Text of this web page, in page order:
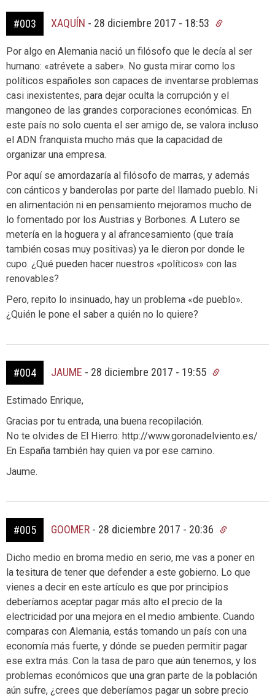
#003 XAQUÍN - 28 diciembre 2017 - 18:53
Por algo en Alemania nació un filósofo que le decía al ser
humano: «atrévete a saber». No gusta mirar como los
políticos españoles son capaces de inventarse problemas
casi inexistentes, para dejar oculta la corrupción y el
mangoneo de las grandes corporaciones económicas. En
este país no solo cuenta el ser amigo de, se valora incluso
el ADN franquista mucho más que la capacidad de
organizar una empresa.
Por aquí se amordazaría al filósofo de marras, y además
con cánticos y banderolas por parte del llamado pueblo. Ni
en alimentación ni en pensamiento mejoramos mucho de
lo fomentado por los Austrias y Borbones. A Lutero se
metería en la hoguera y al afrancesamiento (que traía
también cosas muy positivas) ya le dieron por donde le
cupo. ¿Qué pueden hacer nuestros «políticos» con las
renovables?
Pero, repito lo insinuado, hay un problema «de pueblo».
¿Quién le pone el saber a quién no lo quiere?
#004 JAUME - 28 diciembre 2017 - 19:55
Estimado Enrique,
Gracias por tu entrada, una buena recopilación.
No te olvides de El Hierro: http://www.goronadelviento.es/
En España también hay quien va por ese camino.
Jaume.
#005 GOOMER - 28 diciembre 2017 - 20:36
Dicho medio en broma medio en serio, me vas a poner en
la tesitura de tener que defender a este gobierno. Lo que
vienes a decir en este artículo es que por principios
deberíamos aceptar pagar más alto el precio de la
electricidad por una mejora en el medio ambiente. Cuando
comparas con Alemania, estás tomando un país con una
economía más fuerte, y dónde se pueden permitir pagar
ese extra más. Con la tasa de paro que aún tenemos, y los
problemas económicos que una gran parte de la población
aún sufre, ¿crees que deberíamos pagar un sobre precio